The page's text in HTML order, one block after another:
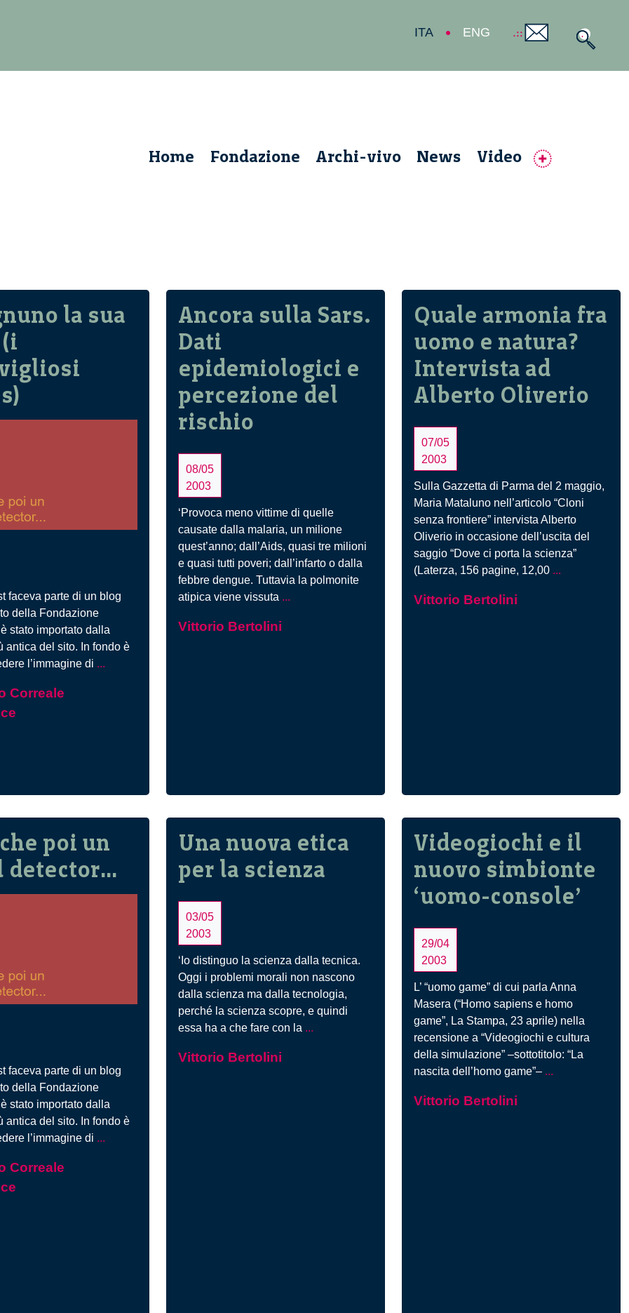
ITA ENG
Home Fondazione Archi-vivo News Video
la sua
faceva parte di un blog
della Fondazione
stato importato dalla
antica del sito. In fondo è
l’immagine di ...
Correale
Ancora sulla Sars.
Dati
epidemiologici e
percezione del
rischio
08/05
2003
‘Provoca meno vittime di quelle
causate dalla malaria, un milione
quest’anno; dall’Aids, quasi tre milioni
e quasi tutti poveri; dall’infarto o dalla
febbre dengue. Tuttavia la polmonite
atipica viene vissuta ...
Vittorio Bertolini
Quale armonia fra
uomo e natura?
Intervista ad
Alberto Oliverio
07/05
2003
Sulla Gazzetta di Parma del 2 maggio,
Maria Mataluno nell’articolo “Cloni
senza frontiere” intervista Alberto
Oliverio in occasione dell’uscita del
saggio “Dove ci porta la scienza”
(Laterza, 156 pagine, 12,00 ...
Vittorio Bertolini
poi un
detector…
faceva parte di un blog
della Fondazione
stato importato dalla
antica del sito. In fondo è
l’immagine di ...
Correale
Una nuova etica
per la scienza
03/05
2003
‘Io distinguo la scienza dalla tecnica.
Oggi i problemi morali non nascono
dalla scienza ma dalla tecnologia,
perché la scienza scopre, e quindi
essa ha a che fare con la ...
Vittorio Bertolini
Videogiochi e il
nuovo simbionte
‘uomo-console’
29/04
2003
L’ “uomo game” di cui parla Anna
Masera (“Homo sapiens e homo
game”, La Stampa, 23 aprile) nella
recensione a “Videogiochi e cultura
della simulazione” –sottotitolo: “La
nascita dell’homo game”– ...
Vittorio Bertolini